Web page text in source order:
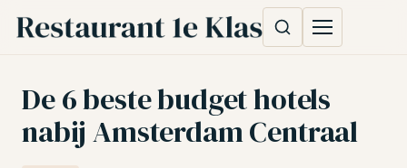
De 6 beste budget hotels
nabij Amsterdam Centraal